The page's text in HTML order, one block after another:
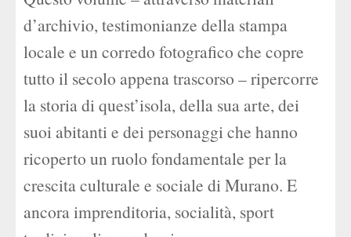
d’archivio, testimonianze della stampa
locale e un corredo fotografico che copre
tutto il secolo appena trascorso – ripercorre
la storia di quest’isola, della sua arte, dei
suoi abitanti e dei personaggi che hanno
ricoperto un ruolo fondamentale per la
crescita culturale e sociale di Murano. E
ancora imprenditoria, socialità, sport